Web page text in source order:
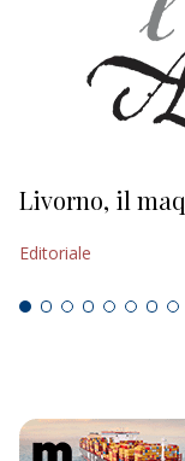
Livorno, il
Editoriale